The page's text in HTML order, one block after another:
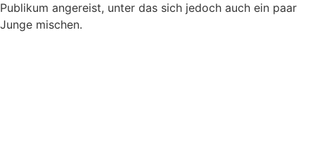
Publikum angereist, unter das sich jedoch auch ein paar
Junge mischen.